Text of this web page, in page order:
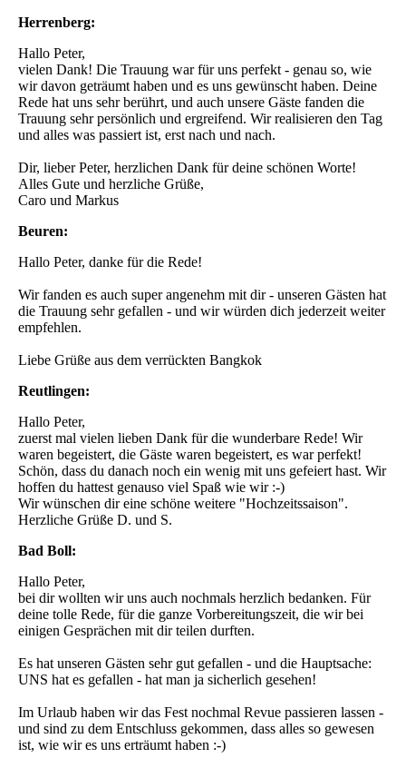
Herrenberg:
Hallo Peter,
vielen Dank! Die Trauung war für uns perfekt - genau so, wie
wir davon geträumt haben und es uns gewünscht haben. Deine
Rede hat uns sehr berührt, und auch unsere Gäste fanden die
Trauung sehr persönlich und ergreifend. Wir realisieren den Tag
und alles was passiert ist, erst nach und nach.
Dir, lieber Peter, herzlichen Dank für deine schönen Worte!
Alles Gute und herzliche Grüße,
Caro und Markus
Beuren:
Hallo Peter, danke für die Rede!
Wir fanden es auch super angenehm mit dir - unseren Gästen hat
die Trauung sehr gefallen - und wir würden dich jederzeit weiter
empfehlen.
Liebe Grüße aus dem verrückten Bangkok
Reutlingen:
Hallo Peter,
zuerst mal vielen lieben Dank für die wunderbare Rede! Wir
waren begeistert, die Gäste waren begeistert, es war perfekt!
Schön, dass du danach noch ein wenig mit uns gefeiert hast. Wir
hoffen du hattest genauso viel Spaß wie wir :-)
Wir wünschen dir eine schöne weitere "Hochzeitssaison".
Herzliche Grüße D. und S.
Bad Boll:
Hallo Peter,
bei dir wollten wir uns auch nochmals herzlich bedanken. Für
deine tolle Rede, für die ganze Vorbereitungszeit, die wir bei
einigen Gesprächen mit dir teilen durften.
Es hat unseren Gästen sehr gut gefallen - und die Hauptsache:
UNS hat es gefallen - hat man ja sicherlich gesehen!
Im Urlaub haben wir das Fest nochmal Revue passieren lassen -
und sind zu dem Entschluss gekommen, dass alles so gewesen
ist, wie wir es uns erträumt haben :-)